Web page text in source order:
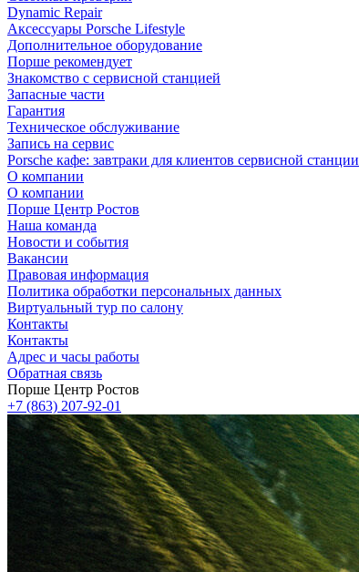
Dynamic Repair
Аксессуары Porsche Lifestyle
Дополнительное оборудование
Порше рекомендует
Знакомство с сервисной станцией
Запасные части
Гарантия
Техническое обслуживание
Запись на сервис
Porsche кафе: завтраки для клиентов сервисной станции
О компании
О компании
Порше Центр Ростов
Наша команда
Новости и события
Вакансии
Правовая информация
Политика обработки персональных данных
Виртуальный тур по салону
Контакты
Контакты
Адрес и часы работы
Обратная связь
Порше Центр Ростов
+7 (863) 207-92-01